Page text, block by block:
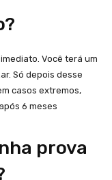
Você terá um
Só depois desse
casos extremos,
6 meses
prova